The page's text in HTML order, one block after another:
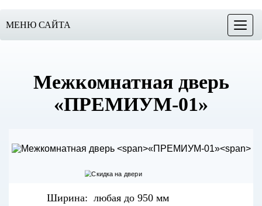
Меню
МЕНЮ САЙТА
Межкомнатная дверь
«ПРЕМИУМ-01»
Ширина: любая до 950 мм